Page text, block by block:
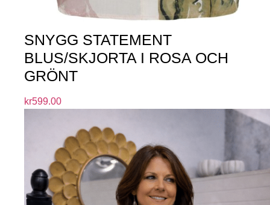
SNYGG STATEMENT
BLUS/SKJORTA I ROSA OCH
GRÖNT
kr599.00